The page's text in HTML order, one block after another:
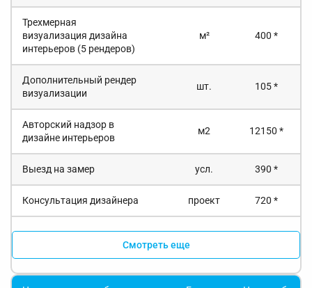
Трехмерная
визуализация дизайна
интерьеров (5 рендеров)
м² 400 *
Дополнительный рендер
визуализации
шт. 105 *
Авторский надзор в
дизайне интерьеров
м2 12150 *
Выезд на замер усл. 390 *
Консультация дизайнера проект 720 *
Смотреть еще